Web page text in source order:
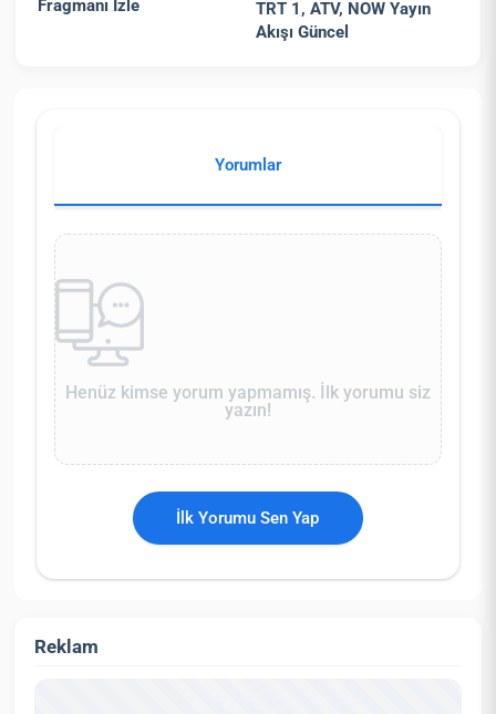
Fragmanı İzle
TRT 1, ATV, NOW Yayın
Akışı Güncel
Yorumlar
Henüz kimse yorum yapmamış. İlk yorumu siz
yazın!
İlk Yorumu Sen Yap
Reklam